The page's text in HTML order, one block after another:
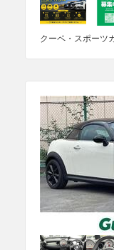
クーペ・スポーツ